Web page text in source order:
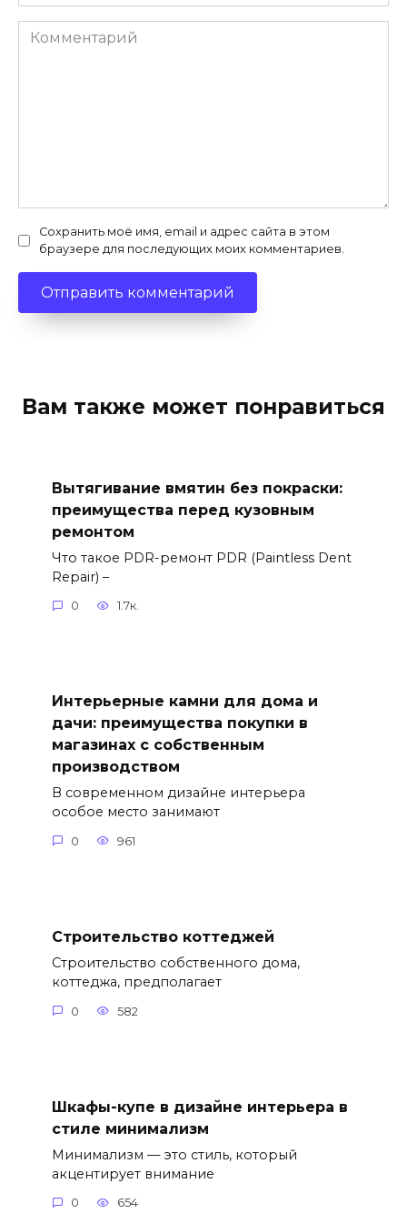
Комментарий
Сохранить моё имя, email и адрес сайта в этом
браузере для последующих моих комментариев.
Вам также может понравиться
Вытягивание вмятин без покраски:
преимущества перед кузовным
ремонтом
Что такое PDR-ремонт PDR (Paintless Dent
Repair) –
0 1.7к.
Интерьерные камни для дома и
дачи: преимущества покупки в
магазинах с собственным
производством
В современном дизайне интерьера
особое место занимают
0 961
Строительство коттеджей
Строительство собственного дома,
коттеджа, предполагает
0 582
Шкафы-купе в дизайне интерьера в
стиле минимализм
Минимализм — это стиль, который
акцентирует внимание
0 654